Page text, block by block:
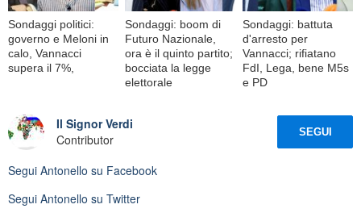
Sondaggi politici:
governo e Meloni in
calo, Vannacci
supera il 7%,
Sondaggi: boom di
Futuro Nazionale,
ora è il quinto partito;
bocciata la legge
elettorale
Sondaggi: battuta
d'arresto per
Vannacci; rifiatano
FdI, Lega, bene M5s
e PD
Il Signor Verdi
Contributor
SEGUI
Segui Antonello su Facebook
Segui Antonello su Twitter